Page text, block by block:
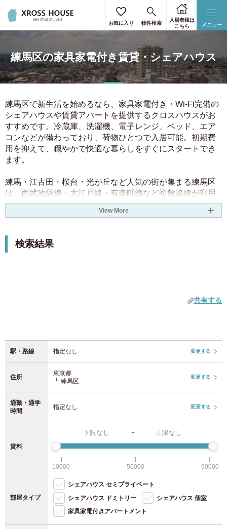
メニュー
お気に入り 物件検索
入居者様は
こちら
練馬区の家具家電付き賃貸・シェアハウス
練馬区で新生活を始めるなら、家具家電付き・Wi-Fi完備の
シェアハウスや賃貸アパートを提供するクロスハウスがお
すすめです。冷蔵庫、洗濯機、電子レンジ、ベッド、エア
コンなどが備わっており、荷物ひとつで入居可能。初期費
用を抑えて、穏やかで快適な暮らしをすぐにスタートでき
ます。
練馬・江古田・桜台・光が丘など人気の街が集まる練馬区
は、西武池袋線・大江戸線・有楽町線など複数路線が利用
可能。自然も多く、住宅街としての落ち着いた雰囲気が魅
力です。
クロスハウスでは、男女共用・女性専用・完全個室タイプ
などさまざまな物件を展開。シェアハウスでの交流や、静
View More
検索結果
共有する
駅・路線 指定なし 変更する
住所
東京都
┗ 練馬区
変更する
通勤・通学
時間
指定なし 変更する
賃料
~
10000 50000 90000
部屋タイプ
シェアハウス セミプライベート
シェアハウス ドミトリー
シェアハウス 個室
家具家電付きアパートメント
駅・路線を選択 リセット
駅から探す
路線から探す
関東 大阪
愛知
福岡
北海道
JR東日本
JR湘南新宿ライン
上野東京ライン (4)
JR常磐線 (32)
(70)
(8)
JR横浜線 (28)
JR南武線 (40)
住所を選択 リセット
北海道
北海道 (1)
関東
東京都 (1024)
神奈川県
埼玉県 (51)
千葉県 (71)
中部
京都府
大阪府
兵庫県 (5)
住所を選択 リセット
通勤・通学時間を選択 リセット
通勤・通学の最寄り駅をご入力ください。
3駅まで指定することができます。
目的駅
まで
所要時間
乗換回数
詳細条件を選択 リセット
空き予定日
駅徒歩
女性専用物件を除外
敷金0円
礼金0円
仲介手数料0円
期間限定！入居日の52日前から申込みOK（通常37日前）
特徴タグ
2人入居可
WiFi（無料）
駐輪場（自転車）
駐輪場（原付）
下限なし
30円
40円
4.50円
50円
5.50円
70円
80円
90円
上限なし
90円
70円
60円
5.50円
50円
40円
3.50円
30円
決定する クリア